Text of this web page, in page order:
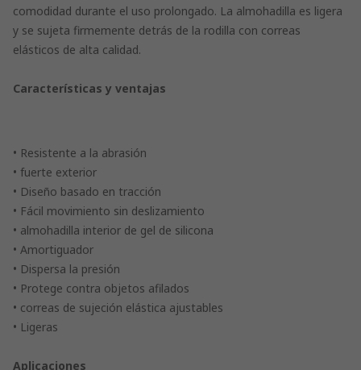
comodidad durante el uso prolongado. La almohadilla es ligera
y se sujeta firmemente detrás de la rodilla con correas
elásticos de alta calidad.
Características y ventajas
• Resistente a la abrasión
• fuerte exterior
• Diseño basado en tracción
• Fácil movimiento sin deslizamiento
• almohadilla interior de gel de silicona
• Amortiguador
• Dispersa la presión
• Protege contra objetos afilados
• correas de sujeción elástica ajustables
• Ligeras
Aplicaciones